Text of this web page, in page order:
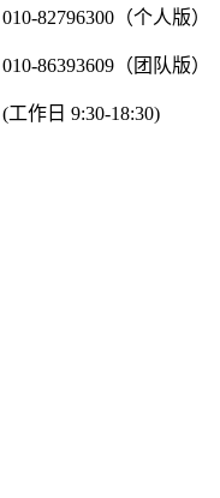
010-82796300（个人版）
010-86393609（团队版）
(工作日 9:30-18:30)